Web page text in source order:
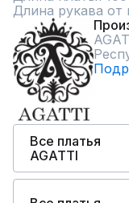
Длина рукава от
Все платья
AGATTI